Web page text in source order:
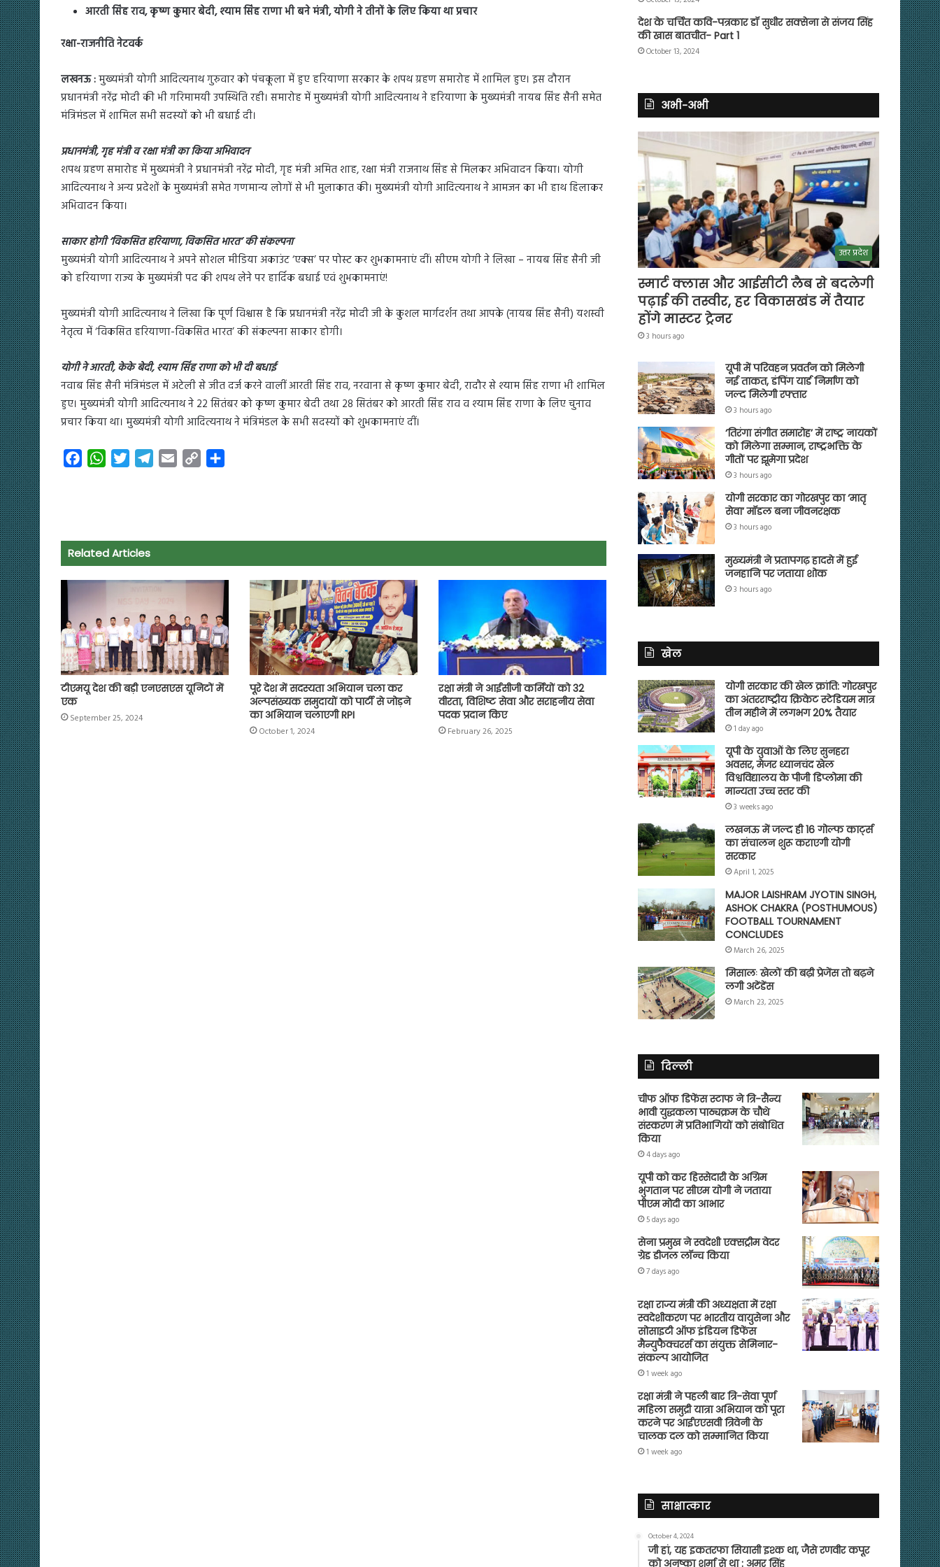
आरती सिंह राव, कृष्ण कुमार बेदी, श्याम सिंह राणा भी बने मंत्री, योगी ने तीनों के लिए किया था प्रचार
रक्षा-राजनीति नेटवर्क
लखनऊ :मुख्यमंत्री योगी आदित्यनाथ गुरुवार को पंचकूला में हुए हरियाणा सरकार के शपथ ग्रहण समारोह में शामिल हुए। इस दौरान
प्रधानमंत्री नरेंद्र मोदी की भी गरिमामयी उपस्थिति रही। समारोह में मुख्यमंत्री योगी आदित्यनाथ ने हरियाणा के मुख्यमंत्री नायब सिंह सैनी समेत
मंत्रिमंडल में शामिल सभी सदस्यों को भी बधाई दी।
प्रधानमंत्री, गृह मंत्री व रक्षा मंत्री का किया अभिवादन
शपथ ग्रहण समारोह में मुख्यमंत्री ने प्रधानमंत्री नरेंद्र मोदी, गृह मंत्री अमित शाह, रक्षा मंत्री राजनाथ सिंह से मिलकर अभिवादन किया। योगी
आदित्यनाथ ने अन्य प्रदेशों के मुख्यमंत्री समेत गणमान्य लोगों से भी मुलाकात की। मुख्यमंत्री योगी आदित्यनाथ ने आमजन का भी हाथ हिलाकर
अभिवादन किया।
साकार होगी ‘विकसित हरियाणा, विकसित भारत’ की संकल्पना
मुख्यमंत्री योगी आदित्यनाथ ने अपने सोशल मीडिया अकाउंट ‘एक्स’ पर पोस्ट कर शुभकामनाएं दीं। सीएम योगी ने लिखा – नायब सिंह सैनी जी
को हरियाणा राज्य के मुख्यमंत्री पद की शपथ लेने पर हार्दिक बधाई एवं शुभकामनाएं!
मुख्यमंत्री योगी आदित्यनाथ ने लिखा कि पूर्ण विश्वास है कि प्रधानमंत्री नरेंद्र मोदी जी के कुशल मार्गदर्शन तथा आपके (नायब सिंह सैनी) यशस्वी
नेतृत्व में ‘विकसित हरियाणा-विकसित भारत’ की संकल्पना साकार होगी।
योगी ने आरती, केके बेदी, श्याम सिंह राणा को भी दी बधाई
नवाब सिंह सैनी मंत्रिमंडल में अटेली से जीत दर्ज करने वालीं आरती सिंह राव, नरवाना से कृष्ण कुमार बेदी, रादौर से श्याम सिंह राणा भी शामिल
हुए। मुख्यमंत्री योगी आदित्यनाथ ने 22 सितंबर को कृष्ण कुमार बेदी तथा 28 सितंबर को आरती सिंह राव व श्याम सिंह राणा के लिए चुनाव
प्रचार किया था। मुख्यमंत्री योगी आदित्यनाथ ने मंत्रिमंडल के सभी सदस्यों को शुभकामनाएं दीं।
o
o
k
W
A
p
p
e
r
a
m
n
k
Related Articles
टीएमयू देश की बड़ी एनएसएस यूनिटों में
एक
September 25, 2024
पूरे देश में सदस्यता अभियान चला कर
अल्पसंख्यक समुदायों को पार्टी से जोड़ने
का अभियान चलाएगी RPI
October 1, 2024
रक्षा मंत्री ने आईसीजी कर्मियों को 32
वीरता, विशिष्ट सेवा और सराहनीय सेवा
पदक प्रदान किए
February 26, 2025
देश के चर्चित कवि-पत्रकार डॉ सुधीर सक्सेना से संजय सिंह
की खास बातचीत- Part 1
October 13, 2024
अभी-अभी
उत्तर प्रदेश
स्मार्ट क्लास और आईसीटी लैब से बदलेगी
पढ़ाई की तस्वीर, हर विकासखंड में तैयार
होंगे मास्टर ट्रेनर
3 hours ago
यूपी में परिवहन प्रवर्तन को मिलेगी
नई ताकत, डंपिंग यार्ड निर्माण को
जल्द मिलेगी रफ्तार
3 hours ago
‘तिरंगा संगीत समारोह’ में राष्ट्र नायकों
को मिलेगा सम्मान, राष्ट्रभक्ति के
गीतों पर झूमेगा प्रदेश
3 hours ago
योगी सरकार का गोरखपुर का ‘मातृ
सेवा’ मॉडल बना जीवनरक्षक
3 hours ago
मुख्यमंत्री ने प्रतापगढ़ हादसे में हुई
जनहानि पर जताया शोक
3 hours ago
खेल
योगी सरकार की खेल क्रांति: गोरखपुर
का अंतरराष्ट्रीय क्रिकेट स्टेडियम मात्र
तीन महीने में लगभग 20% तैयार
1 day ago
यूपी के युवाओं के लिए सुनहरा
अवसर, मेजर ध्यानचंद खेल
विश्वविद्यालय के पीजी डिप्लोमा की
मान्यता उच्च स्तर की
3 weeks ago
लखनऊ में जल्द ही 16 गोल्फ कार्ट्स
का संचालन शुरू कराएगी योगी
सरकार
April 1, 2025
MAJOR LAISHRAM JYOTIN SINGH,
ASHOK CHAKRA (POSTHUMOUS)
FOOTBALL TOURNAMENT
CONCLUDES
March 26, 2025
मिसालः खेलों की बढ़ी प्रेजेंस तो बढ़ने
लगी अटेंडेंस
March 23, 2025
दिल्ली
चीफ ऑफ डिफेंस स्टाफ ने त्रि-सैन्य
भावी युद्धकला पाठ्यक्रम के चौथे
संस्करण में प्रतिभागियों को संबोधित
किया
4 days ago
यूपी को कर हिस्सेदारी के अग्रिम
भुगतान पर सीएम योगी ने जताया
पीएम मोदी का आभार
5 days ago
सेना प्रमुख ने स्वदेशी एक्सट्रीम वेदर
ग्रेड डीजल लॉन्च किया
7 days ago
रक्षा राज्य मंत्री की अध्यक्षता में रक्षा
स्वदेशीकरण पर भारतीय वायुसेना और
सोसाइटी ऑफ इंडियन डिफेंस
मैन्युफैक्चरर्स का संयुक्त सेमिनार-
संकल्प आयोजित
1 week ago
रक्षा मंत्री ने पहली बार त्रि-सेवा पूर्ण
महिला समुद्री यात्रा अभियान को पूरा
करने पर आईएएसवी त्रिवेनी के
चालक दल को सम्मानित किया
1 week ago
साक्षात्कार
October 4, 2024
जी हां, यह इकतरफा सियासी इश्क था, जैसे रणवीर कपूर
को अनुष्का शर्मा से था : अमर सिंह